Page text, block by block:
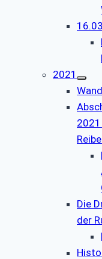
2021
Die
der